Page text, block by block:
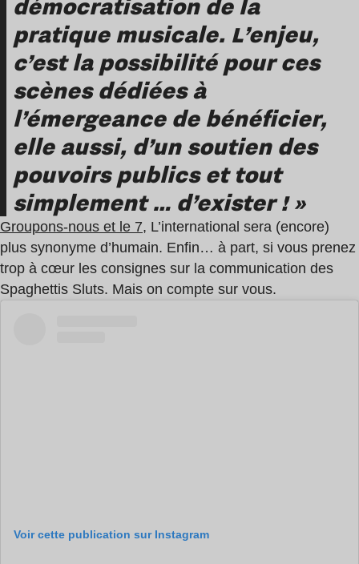
pratique musicale. L’enjeu,
c’est la possibilité pour ces
scènes dédiées à
l’émergeance de bénéficier,
elle aussi, d’un soutien des
pouvoirs publics et tout
simplement … d’exister ! »
Groupons-nous et le 7, L’international sera (encore)
plus synonyme d’humain. Enfin… à part, si vous prenez
trop à cœur les consignes sur la communication des
Spaghettis Sluts. Mais on compte sur vous.
Voir cette publication sur Instagram